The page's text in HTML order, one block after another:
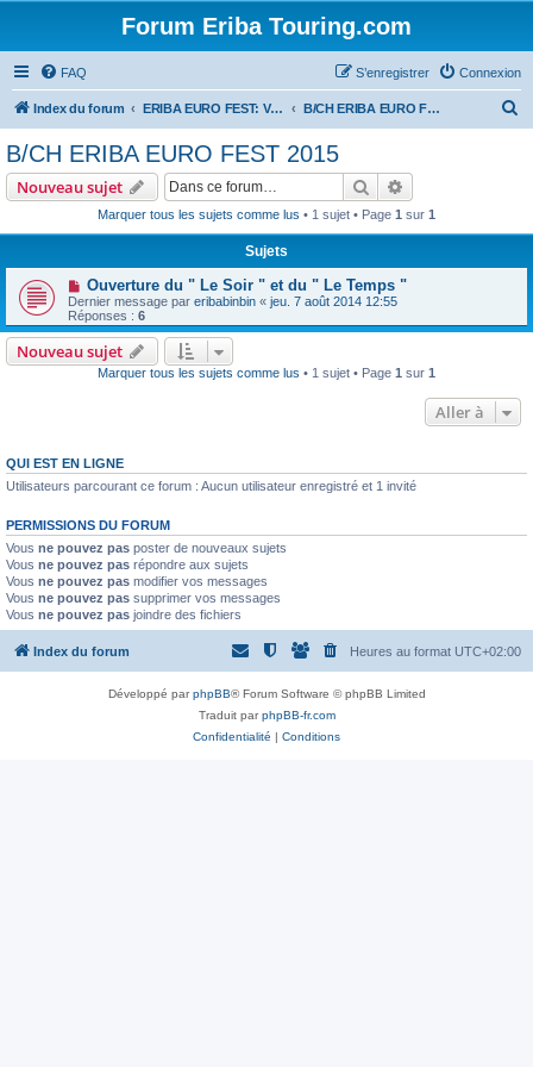
Forum Eriba Touring.com
FAQ Connexion
S’enregistrer
Index du forum ERIBA EURO FEST: VILLAGE GOLFE DU MORBIHAN 2015 B/CH ERIBA EURO FEST 2015
e
B/CH ERIBA EURO FEST 2015
Nouveau sujet Rechercher
Marquer tous les sujets comme lus • 1 sujet • Page 1 sur 1
Sujets
Ouverture du " Le Soir " et du " Le Temps "
Dernier message par eribabinbin « jeu. 7 août 2014 12:55
Réponses : 6
Nouveau sujet
Marquer tous les sujets comme lus • 1 sujet • Page 1 sur 1
Aller à
QUI EST EN LIGNE
Utilisateurs parcourant ce forum : Aucun utilisateur enregistré et 1 invité
PERMISSIONS DU FORUM
Vous ne pouvez pas poster de nouveaux sujets
Vous ne pouvez pas répondre aux sujets
Vous ne pouvez pas modifier vos messages
Vous ne pouvez pas supprimer vos messages
Vous ne pouvez pas joindre des fichiers
Index du forum Heures au format UTC+02:00
Développé parphpBB® Forum Software © phpBB Limited
Traduit parphpBB-fr.com
Confidentialité | Conditions